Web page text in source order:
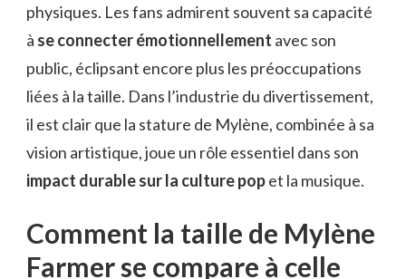
physiques. Les fans admirent souvent sa capacité
à se connecter émotionnellement avec son
public, éclipsant encore plus les préoccupations
liées à la taille. Dans l’industrie du divertissement,
il est clair que la stature de Mylène, combinée à sa
vision artistique, joue un rôle essentiel dans son
impact durable sur la culture popet la musique.
Comment la taille de Mylène
Farmer se compare à celle